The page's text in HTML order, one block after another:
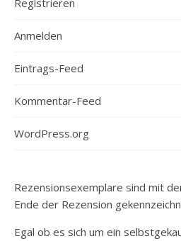
Registrieren
Anmelden
Eintrags-Feed
Kommentar-Feed
WordPress.org
Rezensionsexemplare sind mit
Ende der Rezension
Egal ob es sich um ein